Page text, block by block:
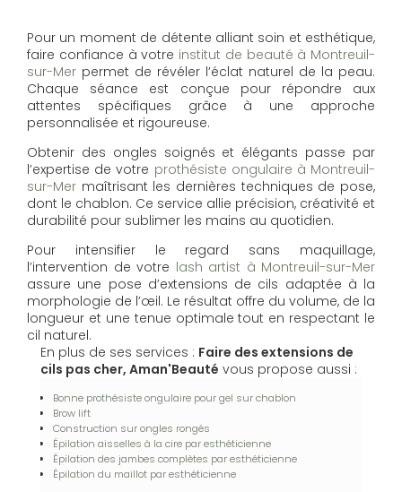
Pour un moment de détente alliant soin et esthétique,
faire confiance à votre institut de beauté à Montreuil-
sur-Mer permet de révéler l’éclat naturel de la peau.
Chaque séance est conçue pour répondre aux
attentes spécifiques grâce à une approche
personnalisée et rigoureuse.
Obtenir des ongles soignés et élégants passe par
l’expertise de votre prothésiste ongulaire à Montreuil-
sur-Mer maîtrisant les dernières techniques de pose,
dont le chablon. Ce service allie précision, créativité et
durabilité pour sublimer les mains au quotidien.
Pour intensifier le regard sans maquillage,
l’intervention de votre lash artist à Montreuil-sur-Mer
assure une pose d’extensions de cils adaptée à la
morphologie de l’œil. Le résultat offre du volume, de la
longueur et une tenue optimale tout en respectant le
cil naturel.
En plus de ses services : Faire des extensions de
cils pas cher, Aman'Beauté vous propose aussi :
Bonne prothésiste ongulaire pour gel sur chablon
Brow lift
Construction sur ongles rongés
Épilation aisselles à la cire par esthéticienne
Épilation des jambes complètes par esthéticienne
Épilation du maillot par esthéticienne